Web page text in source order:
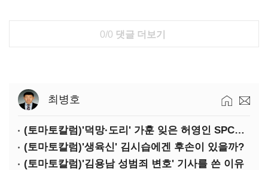
0/0 댓글 더보기
최병호
(토마토칼럼)'덕망·도리' 가훈 잊은 허영인 SPC그룹 회장
(토마토칼럼)'생육신' 김시습에겐 후손이 있을까?
(토마토칼럼)'김용남 성범죄 변호' 기사를 쓴 이유